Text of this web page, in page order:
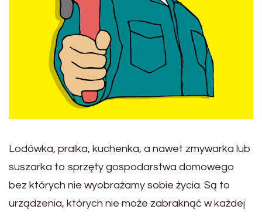
Lodówka, pralka, kuchenka, a nawet zmywarka lub
suszarka to sprzęty gospodarstwa domowego
bez których nie wyobrażamy sobie życia. Są to
urządzenia, których nie może zabraknąć w każdej